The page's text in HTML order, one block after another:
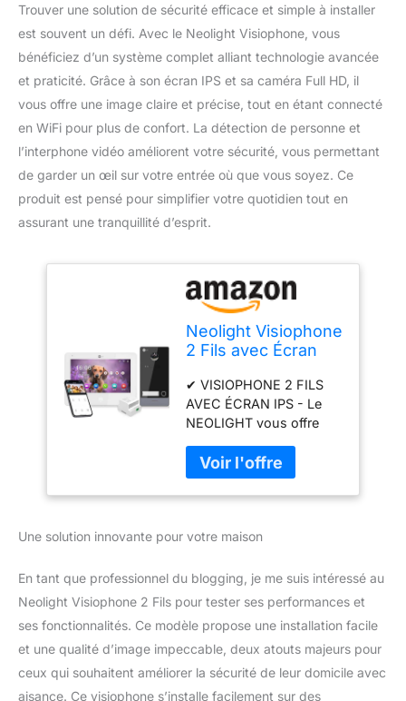
Trouver une solution de sécurité efficace et simple à installer
est souvent un défi. Avec le Neolight Visiophone, vous
bénéficiez d’un système complet alliant technologie avancée
et praticité. Grâce à son écran IPS et sa caméra Full HD, il
vous offre une image claire et précise, tout en étant connecté
en WiFi pour plus de confort. La détection de personne et
l’interphone vidéo améliorent votre sécurité, vous permettant
de garder un œil sur votre entrée où que vous soyez. Ce
produit est pensé pour simplifier votre quotidien tout en
assurant une tranquillité d’esprit.
Neolight Visiophone
2 Fils avec Écran
Video Filaire,
Caméra Full HD,
Portier Vidéo,
Notifications et
Sécurité via
Visiophone WiFi,
Installation Facile,
Alimentation DIN
✔ VISIOPHONE 2 FILS
AVEC ÉCRAN IPS - Le
NEOLIGHT vous offre
haut de gamme avec son
écran tactile IPS. Le kit
visiophone 2 fils se
d'une sonnette avec
d'un bloc d'alimentation
DIN. Le kit visiophone
connecté contient tout
ce dont vous avez
besoin pour une
installation facile et
rapide. ✔ CAMÉRA FULL
Une solution innovante pour votre maison
En tant que professionnel du blogging, je me suis intéressé au
Neolight Visiophone 2 Fils pour tester ses performances et
ses fonctionnalités. Ce modèle propose une installation facile
et une qualité d’image impeccable, deux atouts majeurs pour
ceux qui souhaitent améliorer la sécurité de leur domicile avec
aisance. Ce visiophone s’installe facilement sur des